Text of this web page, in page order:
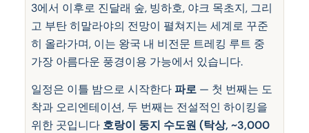
3에서 이후로 진달래 숲, 빙하호, 야크 목초지, 그리
고 부탄 히말라야의 전망이 펼쳐지는 세계로 꾸준
히 올라가며, 이는 왕국 내 비전문 트레킹 루트 중
가장 아름다운 풍경이용 가능에서 있습니다.
일정은 이틀 밤으로 시작한다파로— 첫 번째는 도
착과 오리엔테이션, 두 번째는 전설적인 하이킹을
위한 곳입니다 호랑이 둥지 수도원 (탁상, ~3,000